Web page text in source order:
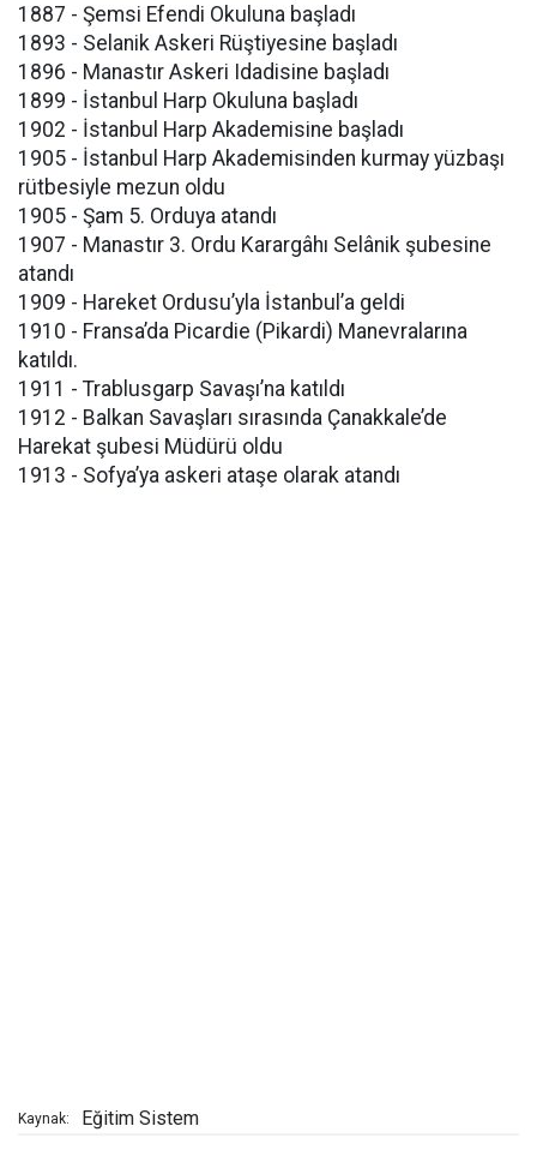
1887 - Şemsi Efendi Okuluna başladı
1893 - Selanik Askeri Rüştiyesine başladı
1896 - Manastır Askeri Idadisine başladı
1899 - İstanbul Harp Okuluna başladı
1902 - İstanbul Harp Akademisine başladı
1905 - İstanbul Harp Akademisinden kurmay yüzbaşı
rütbesiyle mezun oldu
1905 - Şam 5. Orduya atandı
1907 - Manastır 3. Ordu Karargâhı Selânik şubesine
atandı
1909 - Hareket Ordusu’yla İstanbul’a geldi
1910 - Fransa’da Picardie (Pikardi) Manevralarına
katıldı.
1911 - Trablusgarp Savaşı’na katıldı
1912 - Balkan Savaşları sırasında Çanakkale’de
Harekat şubesi Müdürü oldu
1913 - Sofya’ya askeri ataşe olarak atandı
Kaynak: Eğitim Sistem